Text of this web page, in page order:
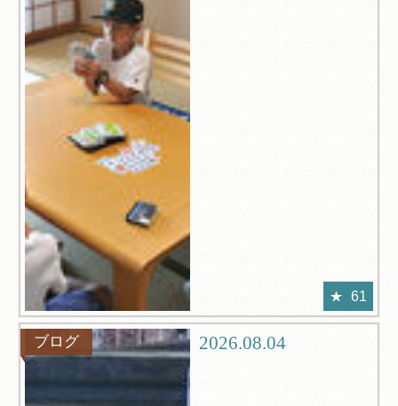
61
ブログ 2026.08.04